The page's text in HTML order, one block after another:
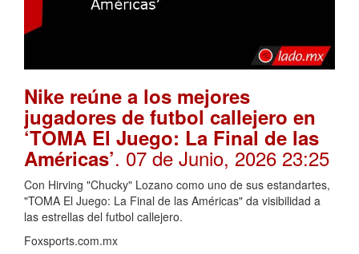
Nike reúne a los mejores
jugadores de futbol callejero en
‘TOMA El Juego: La Final de las
Américas’. 07 de Junio, 2026 23:25
Con Hirving "Chucky" Lozano como uno de sus estandartes,
"TOMA El Juego: La Final de las Américas" da visibilidad a
las estrellas del futbol callejero.
Foxsports.com.mx